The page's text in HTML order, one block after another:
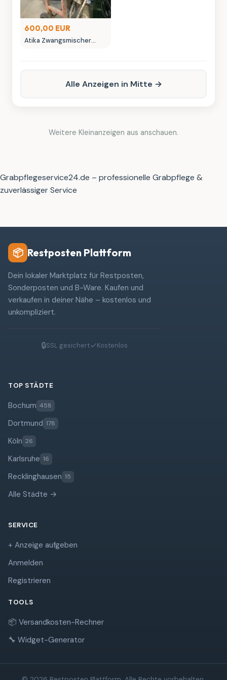
600,00 EUR
Atika Zwangsmischer
Alle Anzeigen in Mitte →
Weitere Kleinanzeigen aus anschauen.
Grabpflegeservice24.de – professionelle Grabpflege &
zuverlässiger Service
📦 Restposten Plattform
Dein lokaler Marktplatz für Restposten,
Sonderposten und B-Ware. Kaufen und
verkaufen in deiner Nähe – kostenlos und
unkompliziert.
🔒SSL gesichert✓Kostenlos
TOP STÄDTE
Bochum 458
Dortmund 178
Köln 26
Karlsruhe 16
Recklinghausen 15
Alle Städte →
SERVICE
+ Anzeige aufgeben
Anmelden
Registrieren
TOOLS
📦 Versandkosten-Rechner
🔧 Widget-Generator